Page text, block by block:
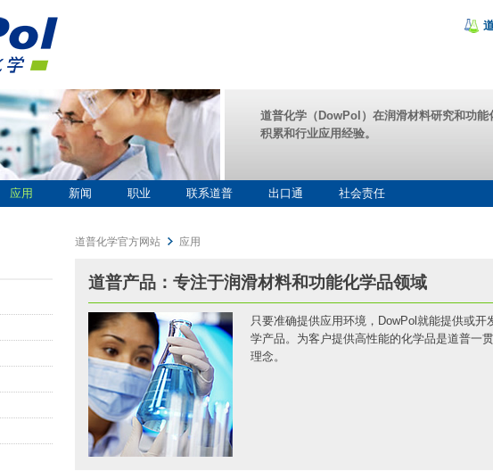
道普化学（DowPol）在润滑材料研究和功
积累和行业应用经验。
应用 新闻 职业 联系道普 出口通 社会责任
道普化学官方网站 应用
道普产品：专注于润滑材料和功能化学品领域
只要准确提供应用环境，DowPol就能提供或开
学产品。为客户提供高性能的化学品是道普一
理念。